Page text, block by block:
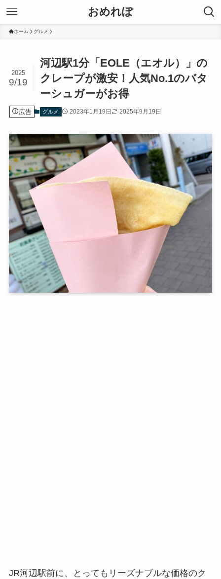
おめれぽ
ホーム グルメ
河辺駅1分「EOLE（エオル）」の
クレープが激安！人気No.1のバタ
ーシュガーがお得
2025
9/19
広告 グルメ 2023年1月19日 2025年9月19日
JR河辺駅前に、とってもリーズナブルな価格のク